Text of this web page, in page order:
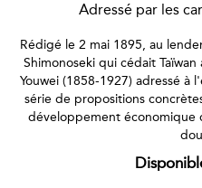
Adressé par les
Rédigé le 2 mai 1895, au
Shimonoseki qui cédait
Youwei (1858-1927) adressé à
série de propositions
développement économique